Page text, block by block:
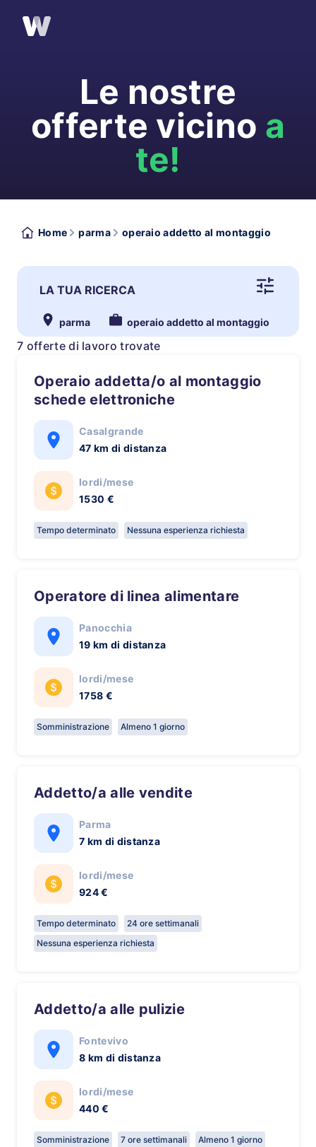
Le nostre
offerte vicino a
te!
Home parma operaio addetto al montaggio
LA TUA RICERCA
parma operaio addetto al montaggio
7 offerte di lavoro trovate
Operaio addetta/o al montaggio
schede elettroniche
Casalgrande
47 km di distanza
lordi/mese
1530 €
Tempo determinato Nessuna esperienza richiesta
Operatore di linea alimentare
Panocchia
19 km di distanza
lordi/mese
1758 €
Somministrazione Almeno 1 giorno
Addetto/a alle vendite
Parma
7 km di distanza
lordi/mese
924 €
Tempo determinato
24 ore settimanali
Nessuna esperienza richiesta
Addetto/a alle pulizie
Fontevivo
8 km di distanza
lordi/mese
440 €
Somministrazione 7 ore settimanali Almeno 1 giorno